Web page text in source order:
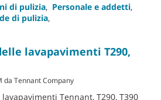
di pulizia, Personale e addetti,
di pulizia,
lavapavimenti T290,
da Tennant Company
Tennant, T290, T390